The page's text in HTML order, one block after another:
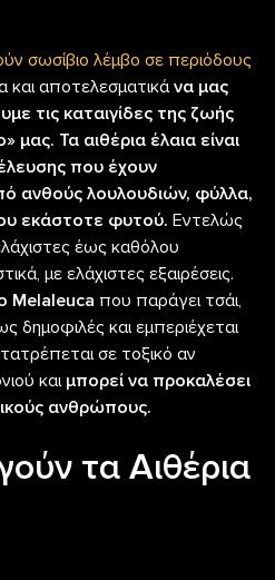
σωσίβιο λέμβο σε περιόδους
αποτελεσματικάνα μας
τις καταιγίδες της ζωής
μας. Τα αιθέρια έλαια είναι
που έχουν
ανθούς λουλουδιών, φύλλα,
εκάστοτε φυτού. Εντελώς
έως καθόλου
με ελάχιστες εξαιρέσεις.
Melaleuca που παράγει τσάι,
δημοφιλές και εμπεριέχεται
σε τοξικό αν
και μπορεί να προκαλέσει
ανθρώπους.
τα Αιθέρια